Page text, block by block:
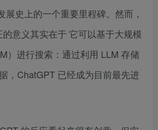
展史上的一个重要里程碑。然而，
意义其实在于 它可以基于大规模
）进行搜索：通过利用 LLM 存储
，ChatGPT 已经成为目前最先进